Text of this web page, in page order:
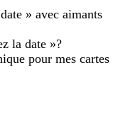
» avec aimants
la date »?
pour mes cartes